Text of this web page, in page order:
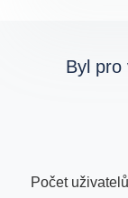
Byl pro
Počet